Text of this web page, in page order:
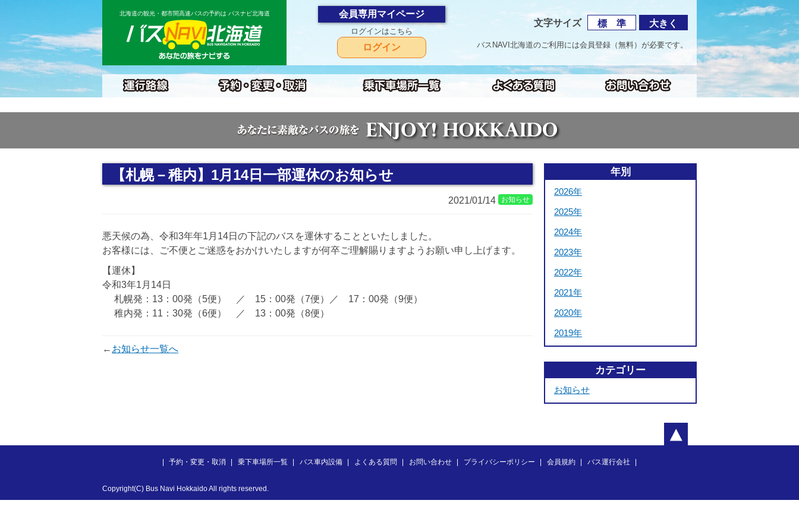
北海道の観光・都市間高速バスの予約は バスナビ北海道 会員専用マイページ
ログインはこちら
ログイン
文字サイズ 標 準 大きく
バスNAVI北海道のご利用には会員登録（無料）が必要です。
【札幌－稚内】1月14日一部運休のお知らせ
2021/01/14 お知らせ
悪天候の為、令和3年年1月14日の下記のバスを運休することといたしました。
お客様には、ご不便とご迷惑をおかけいたしますが何卒ご理解賜りますようお願い申し上げます。
【運休】
令和3年1月14日
札幌発：13：00発（5便） ／ 15：00発（7便）／ 17：00発（9便）
稚内発：11：30発（6便） ／ 13：00発（8便）
← お知らせ一覧へ
年別
2026年
2025年
2024年
2023年
2022年
2021年
2020年
2019年
カテゴリー
お知らせ
予約・変更・取消 乗下車場所一覧 バス車内設備 よくある質問 お問い合わせ プライバシーポリシー 会員規約 バス運行会社
Copyright(C) Bus Navi Hokkaido All rights reserved.